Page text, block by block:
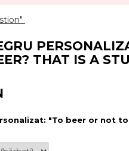
THAT IS A
"To beer or not